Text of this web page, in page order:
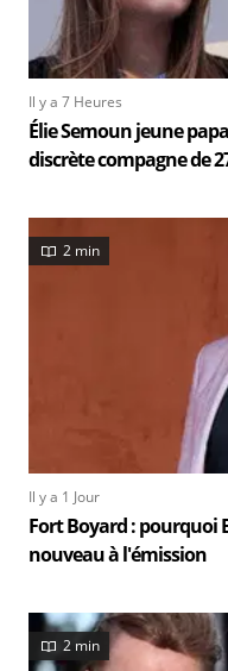
Il y a 7 Heures
Élie Semoun jeune
discrète compagne de
2 min
Il y a 1 Jour
Fort Boyard : pourquoi
nouveau à l'émission
2 min